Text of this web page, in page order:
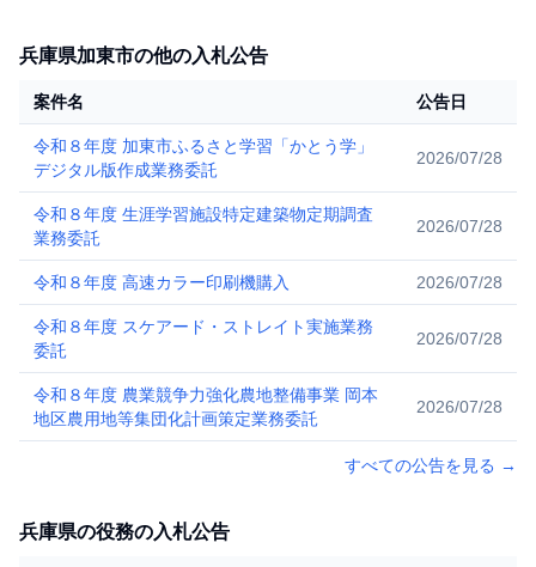
兵庫県加東市の他の入札公告
案件名 公告日
令和８年度 加東市ふるさと学習「かとう学」
デジタル版作成業務委託
2026/07/28
令和８年度 生涯学習施設特定建築物定期調査
業務委託
2026/07/28
令和８年度 高速カラー印刷機購入 2026/07/28
令和８年度 スケアード・ストレイト実施業務
委託
2026/07/28
令和８年度 農業競争力強化農地整備事業 岡本
地区農用地等集団化計画策定業務委託
2026/07/28
すべての公告を見る →
兵庫県の役務の入札公告